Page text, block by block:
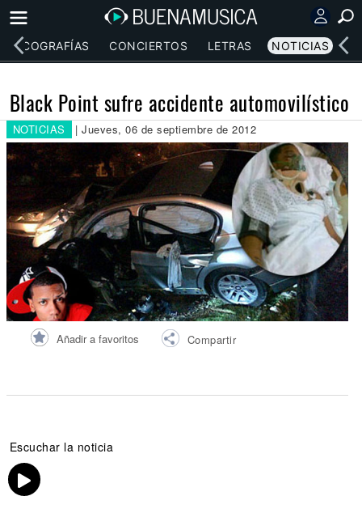
DISCOGRAFÍAS CONCIERTOS LETRAS NOTICIAS
Black Point sufre accidente automovilístico
NOTICIAS | Jueves, 06 de septiembre de 2012
Añadir a favoritos Compartir
Escuchar la noticia